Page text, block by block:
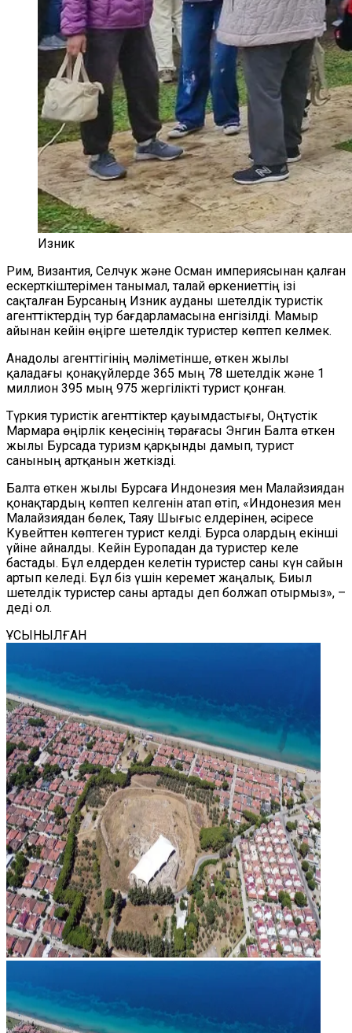
Изник
Рим, Византия, Селчук және Осман империясынан қалған
ескерткіштерімен танымал, талай өркениеттің ізі
сақталған Бурсаның Изник ауданы шетелдік туристік
агенттіктердің тур бағдарламасына енгізілді. Мамыр
айынан кейін өңірге шетелдік туристер көптеп келмек.
Анадолы агенттігінің мәліметінше, өткен жылы
қаладағы қонақүйлерде 365 мың 78 шетелдік және 1
миллион 395 мың 975 жергілікті турист қонған.
Түркия туристік агенттіктер қауымдастығы, Оңтүстік
Мармара өңірлік кеңесінің төрағасы Энгин Балта өткен
жылы Бурсада туризм қарқынды дамып, турист
санының артқанын жеткізді.
Балта өткен жылы Бурсаға Индонезия мен Малайзиядан
қонақтардың көптеп келгенін атап өтіп, «Индонезия мен
Малайзиядан бөлек, Таяу Шығыс елдерінен, әсіресе
Кувейттен көптеген турист келді. Бурса олардың екінші
үйіне айналды. Кейін Еуропадан да туристер келе
бастады. Бұл елдерден келетін туристер саны күн сайын
артып келеді. Бұл біз үшін керемет жаңалық. Биыл
шетелдік туристер саны артады деп болжап отырмыз», –
деді ол.
ҰСЫНЫЛҒАН